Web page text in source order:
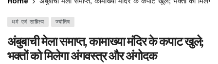
धर्म एवं साहित्य ज्योतिष
अंबुबाची मेला समाप्त, कामाख्या मंदिर के कपाट खुले;
भक्तों को मिलेगा अंगवस्त्र और अंगोदक